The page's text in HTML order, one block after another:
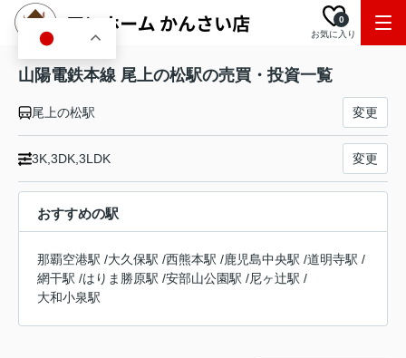
お気に入り
0
山陽電鉄本線 尾上の松駅の売買・投資一覧
尾上の松駅 変更
3K,3DK,3LDK 変更
おすすめの駅
那覇空港駅 /大久保駅 /西熊本駅 /鹿児島中央駅 /道明寺駅 /
網干駅 /はりま勝原駅 /安部山公園駅 /尼ヶ辻駅 /
大和小泉駅